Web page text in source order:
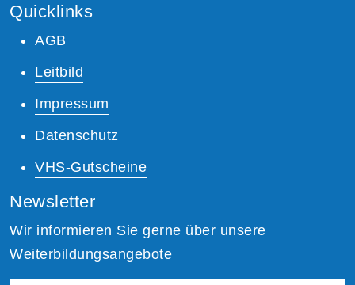
Quicklinks
AGB
Leitbild
Impressum
Datenschutz
VHS-Gutscheine
Newsletter
Wir informieren Sie gerne über unsere
Weiterbildungsangebote